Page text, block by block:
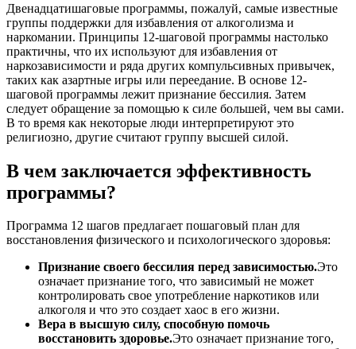
Двенадцатишаговые программы, пожалуй, самые известные
группы поддержки для избавления от алкоголизма и
наркомании. Принципы 12-шаговой программы настолько
практичны, что их используют для избавления от
наркозависимости и ряда других компульсивных привычек,
таких как азартные игры или переедание. В основе 12-
шаговой программы лежит признание бессилия. Затем
следует обращение за помощью к силе большей, чем вы сами.
В то время как некоторые люди интерпретируют это
религиозно, другие считают группу высшей силой.
В чем заключается эффективность
программы?
Программа 12 шагов предлагает пошаговый план для
восстановления физического и психологического здоровья:
Признание своего бессилия перед зависимостью.Это
означает признание того, что зависимый не может
контролировать свое употребление наркотиков или
алкоголя и что это создает хаос в его жизни.
Вера в высшую силу, способную помочь
восстановить здоровье.Это означает признание того,